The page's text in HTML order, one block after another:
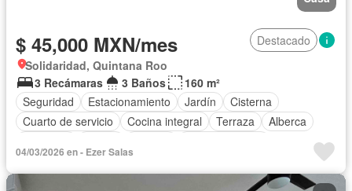
$ 45,000 MXN/mes
Destacado
Solidaridad, Quintana Roo
3 Recámaras
3 Baños
160 m²
Seguridad
Estacionamiento Jardín
Cisterna
Cuarto de servicio
Cocina integral Terraza
Alberca
Zona infantil
Cocina equipada
04/03/2026 en - Ezer Salas